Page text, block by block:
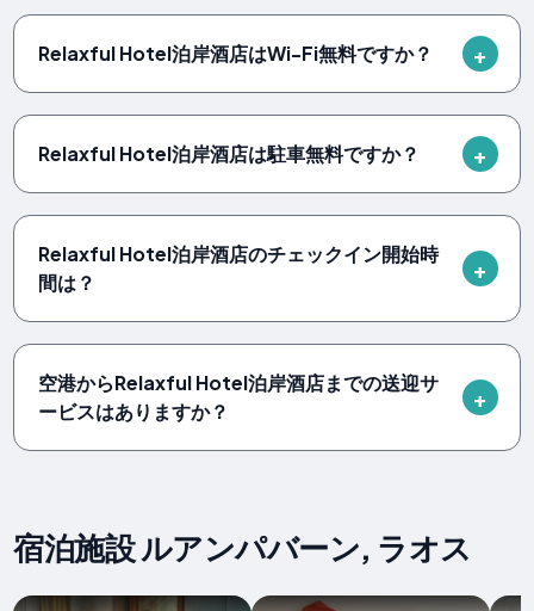
Relaxful Hotel泊岸酒店はWi-Fi無料ですか？
Relaxful Hotel泊岸酒店は駐車無料ですか？
Relaxful Hotel泊岸酒店のチェックイン開始時
間は？
空港からRelaxful Hotel泊岸酒店までの送迎サ
ービスはありますか？
宿泊施設 ルアンパバーン, ラオス